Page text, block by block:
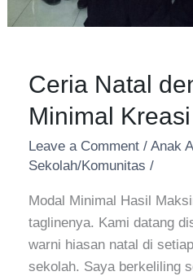
Ceria Natal
Minimal
Leave a Comment / Anak
Sekolah/Komunitas /
Modal Minimal Hasil
taglinenya. Kami datang
warni hiasan natal di
sekolah. Saya berkeliling